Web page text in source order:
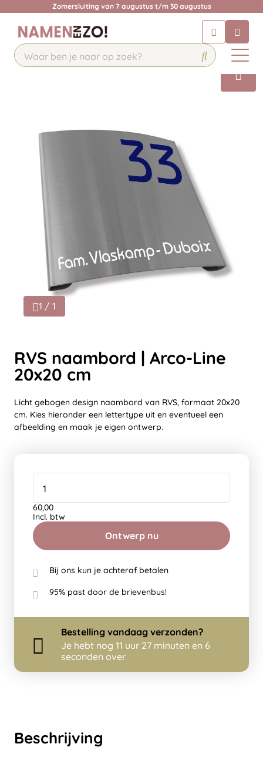
Zomersluiting van 7 augustus t/m 30 augustus
Chat 24/7 met onze chatbot voor
hulp
Contact
Beschrijving
1 / 1
RVS naambord | Arco-Line
20x20 cm
Licht gebogen design naambord van RVS, formaat 20x20
cm. Kies hieronder een lettertype uit en eventueel een
afbeelding en maak je eigen ontwerp.
Ontwerp nu
60,00
Incl. btw
Bij ons kun je achteraf betalen
95% past door de brievenbus!
Bestelling vandaag verzonden?
Je hebt nog 11 uur 27 minuten en 5
seconden over